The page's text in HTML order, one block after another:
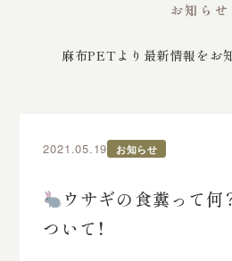
お知らせ
麻布PETより最新情報をお
2021.05.19 お知らせ
ウサギの食糞って何
ついて！